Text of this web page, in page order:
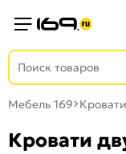
Мебель 169 Кровати
Кровати